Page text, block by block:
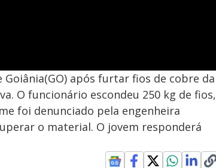
após furtar fios de cobre da
O funcionário escondeu 250 kg de fios,
foi denunciado pela engenheira
o material. O jovem responderá